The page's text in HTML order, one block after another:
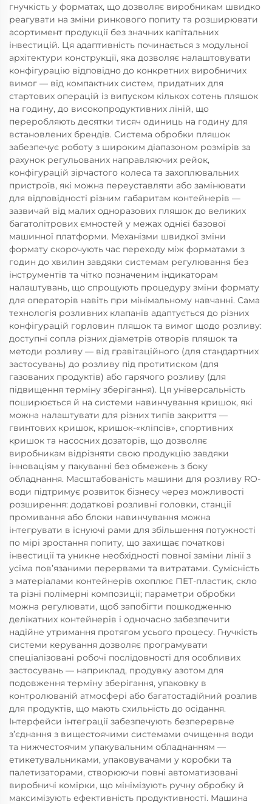
гнучкість у форматах, що дозволяє виробникам швидко
реагувати на зміни ринкового попиту та розширювати
асортимент продукції без значних капітальних
інвестицій. Ця адаптивність починається з модульної
архітектури конструкції, яка дозволяє налаштовувати
конфігурацію відповідно до конкретних виробничих
вимог — від компактних систем, придатних для
стартових операцій із випуском кількох сотень пляшок
на годину, до високопродуктивних ліній, що
переробляють десятки тисяч одиниць на годину для
встановлених брендів. Система обробки пляшок
забезпечує роботу з широким діапазоном розмірів за
рахунок регульованих направляючих рейок,
конфігурацій зірчастого колеса та захоплювальних
пристроїв, які можна переуставляти або замінювати
для відповідності різним габаритам контейнерів —
зазвичай від малих одноразових пляшок до великих
багатолітрових ємностей у межах однієї базової
машинної платформи. Механізми швидкої зміни
формату скорочують час переходу між форматами з
годин до хвилин завдяки системам регулювання без
інструментів та чітко позначеним індикаторам
налаштувань, що спрощують процедуру зміни формату
для операторів навіть при мінімальному навчанні. Сама
технологія розливних клапанів адаптується до різних
конфігурацій горловин пляшок та вимог щодо розливу:
доступні сопла різних діаметрів отворів пляшок та
методи розливу — від гравітаційного (для стандартних
застосувань) до розливу під протитиском (для
газованих продуктів) або гарячого розливу (для
підвищення терміну зберігання). Ця універсальність
поширюється й на системи навинчування кришок, які
можна налаштувати для різних типів закриття —
гвинтових кришок, кришок-«кліпсів», спортивних
кришок та насосних дозаторів, що дозволяє
виробникам відрізняти свою продукцію завдяки
інноваціям у пакуванні без обмежень з боку
обладнання. Масштабованість машини для розливу RO-
води підтримує розвиток бізнесу через можливості
розширення: додаткові розливні головки, станції
промивання або блоки навинчування можна
інтегрувати в існуючі рами для збільшення потужності
по мірі зростання попиту, що захищає початкові
інвестиції та уникне необхідності повної заміни лінії з
усіма пов’язаними перервами та витратами. Сумісність
з матеріалами контейнерів охоплює ПЕТ-пластик, скло
та різні полімерні композиції; параметри обробки
можна регулювати, щоб запобігти пошкодженню
делікатних контейнерів і одночасно забезпечити
надійне утримання протягом усього процесу. Гнучкість
системи керування дозволяє програмувати
спеціалізовані робочі послідовності для особливих
застосувань — наприклад, продувку азотом для
подовження терміну зберігання, упаковку в
контролюваній атмосфері або багатостадійний розлив
для продуктів, що мають схильність до осідання.
Інтерфейси інтеграції забезпечують безперервне
з’єднання з вищестоячими системами очищення води
та нижчестоячим упакувальним обладнанням —
етикетувальниками, упаковувачами у коробки та
палетизаторами, створюючи повні автоматизовані
виробничі комірки, що мінімізують ручну обробку й
максимізують ефективність продуктивності. Машина